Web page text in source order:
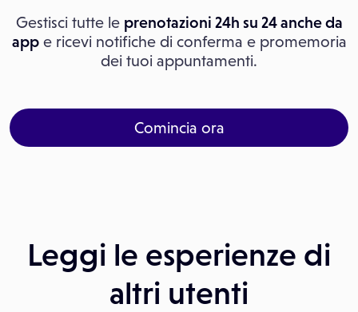
Gestisci tutte le prenotazioni 24h su 24 anche da
appe ricevi notifiche di conferma e promemoria
dei tuoi appuntamenti.
Comincia ora
Leggi le esperienze di
altri utenti